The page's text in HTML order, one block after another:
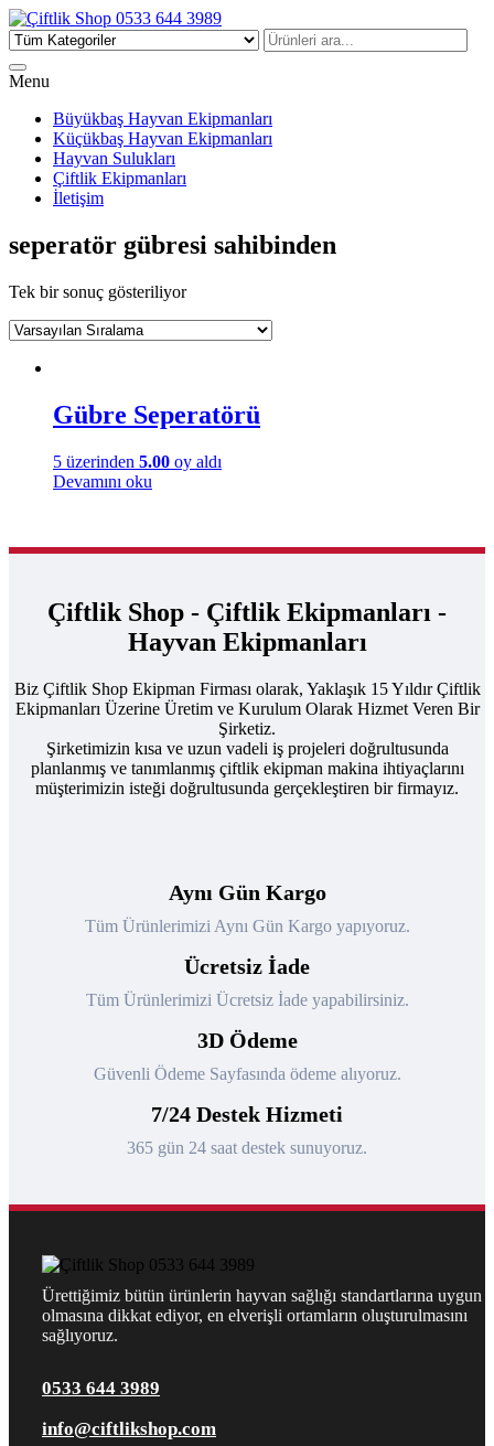
Çiftlik Shop 0533 644 3989
Menu
Büyükbaş Hayvan Ekipmanları
Küçükbaş Hayvan Ekipmanları
Hayvan Sulukları
Çiftlik Ekipmanları
İletişim
seperatör gübresi sahibinden
Tek bir sonuç gösteriliyor
Gübre Seperatörü
5 üzerinden 5.00 oy aldı
Devamını oku
Çiftlik Shop - Çiftlik Ekipmanları -
Hayvan Ekipmanları
Biz Çiftlik Shop Ekipman Firması olarak, Yaklaşık 15 Yıldır Çiftlik
Ekipmanları Üzerine Üretim ve Kurulum Olarak Hizmet Veren Bir
Şirketiz.
Şirketimizin kısa ve uzun vadeli iş projeleri doğrultusunda
planlanmış ve tanımlanmış çiftlik ekipman makina ihtiyaçlarını
müşterimizin isteği doğrultusunda gerçekleştiren bir firmayız.
Aynı Gün Kargo
Tüm Ürünlerimizi Aynı Gün Kargo yapıyoruz.
Ücretsiz İade
Tüm Ürünlerimizi Ücretsiz İade yapabilirsiniz.
3D Ödeme
Güvenli Ödeme Sayfasında ödeme alıyoruz.
7/24 Destek Hizmeti
365 gün 24 saat destek sunuyoruz.
Ürettiğimiz bütün ürünlerin hayvan sağlığı standartlarına uygun
olmasına dikkat ediyor, en elverişli ortamların oluşturulmasını
sağlıyoruz.
0533 644 3989
info@ciftlikshop.com